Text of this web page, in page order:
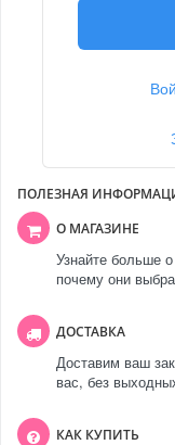
ПОЛЕЗНАЯ
О МАГАЗИНЕ
Узнайте больше
почему они
ДОСТАВКА
Доставим ваш
вас, без
КАК КУПИТЬ